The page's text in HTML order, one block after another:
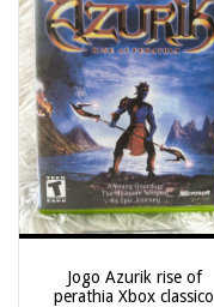
Jogo Azurik rise of
perathia Xbox classico